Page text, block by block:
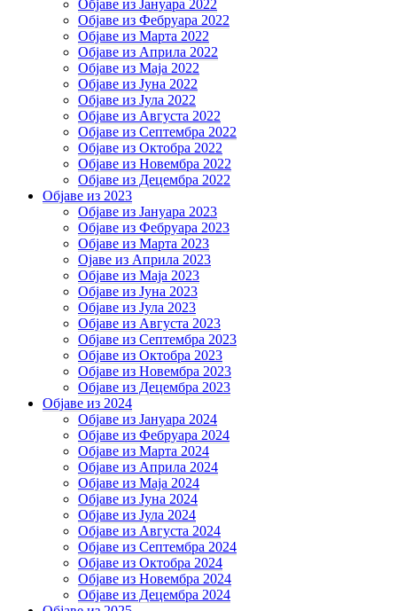
Објаве из Јануара 2022
Објаве из Фебруара 2022
Објаве из Марта 2022
Објаве из Априла 2022
Објаве из Маја 2022
Објаве из Јуна 2022
Објаве из Јула 2022
Објаве из Августа 2022
Објаве из Септембра 2022
Објаве из Октобра 2022
Објаве из Новембра 2022
Објаве из Децембра 2022
Објаве из 2023
Објаве из Јануара 2023
Објаве из Фебруара 2023
Објаве из Марта 2023
Ојаве из Априла 2023
Објаве из Маја 2023
Објаве из Јуна 2023
Објаве из Јула 2023
Објаве из Августа 2023
Објаве из Септембра 2023
Објаве из Октобра 2023
Објаве из Новембра 2023
Објаве из Децембра 2023
Објаве из 2024
Објаве из Јануара 2024
Објаве из Фебруара 2024
Објаве из Марта 2024
Објаве из Априла 2024
Објаве из Маја 2024
Објаве из Јуна 2024
Објаве из Јула 2024
Објаве из Августа 2024
Објаве из Септембра 2024
Објаве из Октобра 2024
Објаве из Новембра 2024
Објаве из Децембра 2024